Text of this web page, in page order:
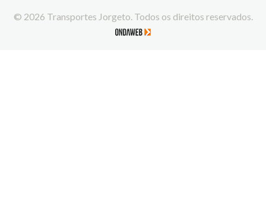
© 2026 Transportes Jorgeto. Todos os direitos reservados.